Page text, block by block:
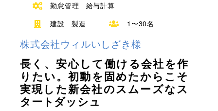
勤怠管理
給与計算
建設
製造 1〜30名
株式会社ウィルいしざき様
長く、安心して働ける会社を作
りたい。初動を固めたからこそ
実現した新会社のスムーズなス
タートダッシュ